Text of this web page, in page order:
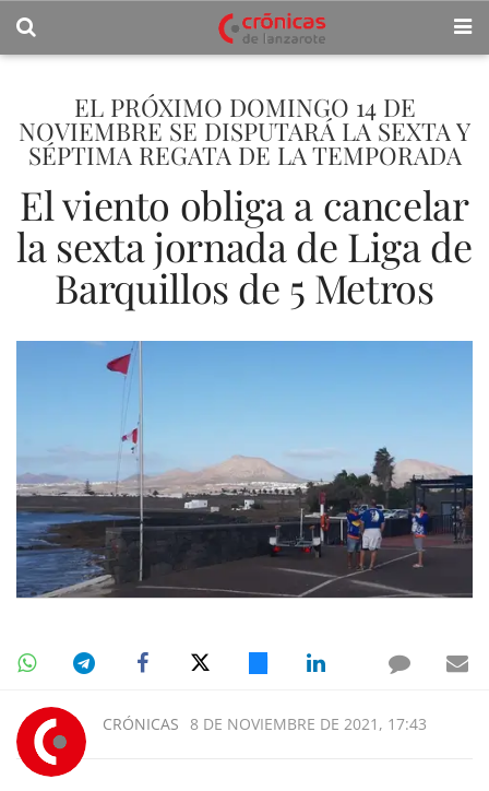
EL PRÓXIMO DOMINGO 14 DE
NOVIEMBRE SE DISPUTARÁ LA SEXTA Y
SÉPTIMA REGATA DE LA TEMPORADA
El viento obliga a cancelar
la sexta jornada de Liga de
Barquillos de 5 Metros
CRÓNICAS 8 DE NOVIEMBRE DE 2021, 17:43